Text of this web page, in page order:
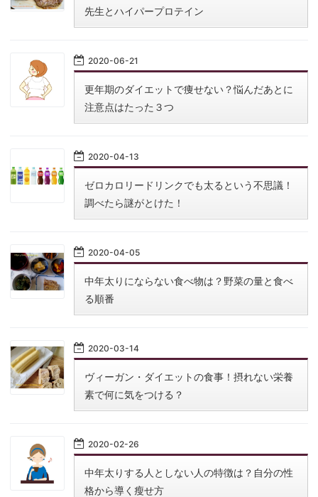
先生とハイパープロテイン
2020-06-21
更年期のダイエットで痩せない？悩んだあとに
注意点はたった３つ
2020-04-13
ゼロカロリードリンクでも太るという不思議！
調べたら謎がとけた！
2020-04-05
中年太りにならない食べ物は？野菜の量と食べ
る順番
2020-03-14
ヴィーガン・ダイエットの食事！摂れない栄養
素で何に気をつける？
2020-02-26
中年太りする人としない人の特徴は？自分の性
格から導く瘦せ方